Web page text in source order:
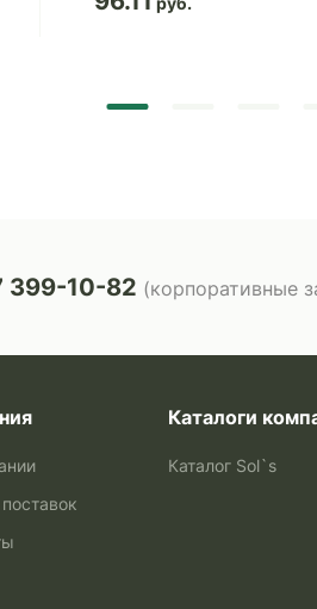
399-10-82 (корпоративные
Каталоги
Каталог Sol`s